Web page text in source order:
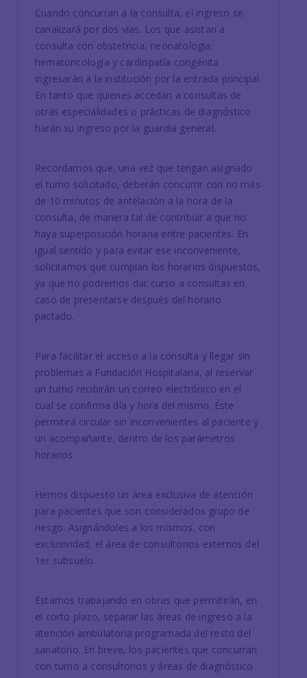
Cuando concurran a la consulta, el ingreso se
canalizará por dos vías. Los que asistan a
consulta con obstetricia, neonatología;
hematoncología y cardiopatía congénita
ingresarán a la institución por la entrada principal.
En tanto que quienes accedan a consultas de
otras especialidades o prácticas de diagnóstico
harán su ingreso por la guardia general.
Recordamos que, una vez que tengan asignado
el turno solicitado, deberán concurrir con no más
de 10 minutos de antelación a la hora de la
consulta, de manera tal de contribuir a que no
haya superposición horaria entre pacientes. En
igual sentido y para evitar ese inconveniente,
solicitamos que cumplan los horarios dispuestos,
ya que no podremos dar curso a consultas en
caso de presentarse después del horario
pactado.
Para facilitar el acceso a la consulta y llegar sin
problemas a Fundación Hospitalaria, al reservar
un turno recibirán un correo electrónico en el
cual se confirma día y hora del mismo. Éste
permitirá circular sin inconvenientes al paciente y
un acompañante, dentro de los parámetros
horarios.
Hemos dispuesto un área exclusiva de atención
para pacientes que son considerados grupo de
riesgo. Asignándoles a los mismos, con
exclusividad, el área de consultorios externos del
1er subsuelo.
Estamos trabajando en obras que permitirán, en
el corto plazo, separar las áreas de ingreso a la
atención ambulatoria programada del resto del
sanatorio. En breve, los pacientes que concurran
con turno a consultorios y áreas de diagnóstico